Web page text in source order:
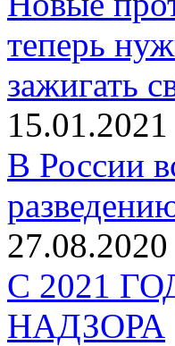
теперь
зажигать
15.01.2021
В России
27.08.2020
С 2021
НАДЗОРА